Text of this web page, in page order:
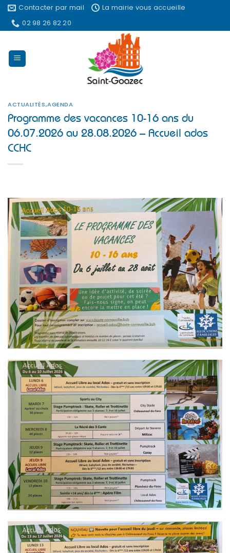
Passer
contenu
Contacter par mail
La mairie vous accueille
02 98 26 82 20
ACTUALITÉS,AGENDA
Programme des vacances 10-16 ans du
06.07.2026 au 28.08.2026 – Accueil ados
CCHC